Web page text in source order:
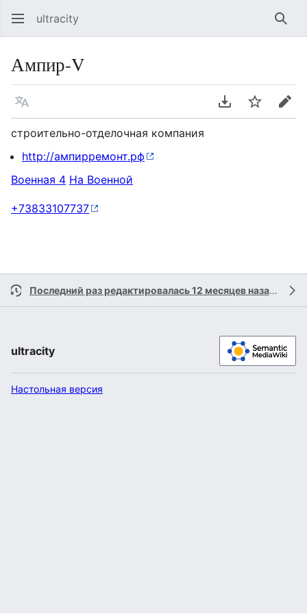
ultracity
Ампир-V
Язык Скачать PDF
Следить
строительно-отделочная компания
http://ампирремонт.рф
Военная 4 На Военной
+73833107737
Последний раз редактировалась 12 месяцев назад
ultracity
Настольная версия